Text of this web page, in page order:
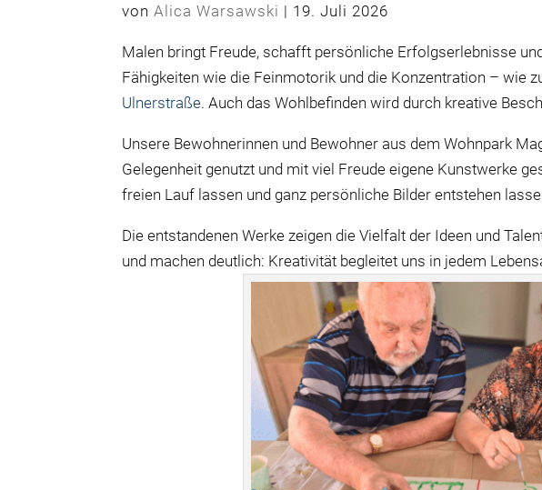
vonAlica Warsawski | 19. Juli 2026
Malen bringt Freude, schafft persönliche Erfolgserlebnisse
Fähigkeiten wie die Feinmotorik und die Konzentration – wie
Ulnerstraße. Auch das Wohlbefinden wird durch kreative
Unsere Bewohnerinnen und Bewohner aus dem Wohnpark
Gelegenheit genutzt und mit viel Freude eigene Kunstwerke
freien Lauf lassen und ganz persönliche Bilder entstehen
Die entstandenen Werke zeigen die Vielfalt der Ideen und
und machen deutlich: Kreativität begleitet uns in jedem